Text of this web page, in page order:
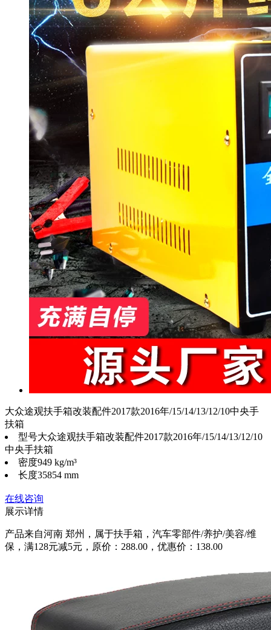
大众途观扶手箱改装配件2017款2016年/15/14/13/12/10中央手
扶箱
型号大众途观扶手箱改装配件2017款2016年/15/14/13/12/10
中央手扶箱
密度949 kg/m³
长度35854 mm
在线咨询
展示详情
产品来自河南 郑州，属于扶手箱，汽车零部件/养护/美容/维
保，满128元减5元，原价：288.00，优惠价：138.00